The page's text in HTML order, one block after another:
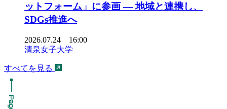
ットフォーム」に参画 ― 地域と連携し、
SDGs推進へ
2026.07.24 16:00
清泉女子大学
すべてを見る